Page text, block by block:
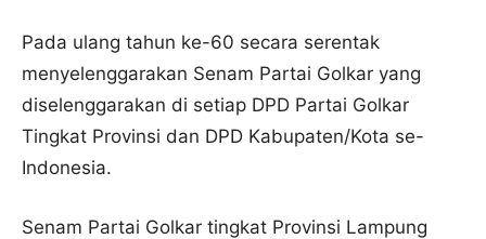
Pada ulang tahun ke-60 secara serentak
menyelenggarakan Senam Partai Golkar yang
diselenggarakan di setiap DPD Partai Golkar
Tingkat Provinsi dan DPD Kabupaten/Kota se-
Indonesia.
Senam Partai Golkar tingkat Provinsi Lampung